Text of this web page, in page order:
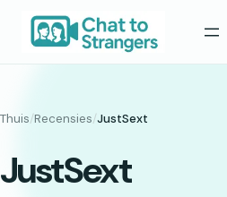
Thuis/Recensies/JustSext
JustSext